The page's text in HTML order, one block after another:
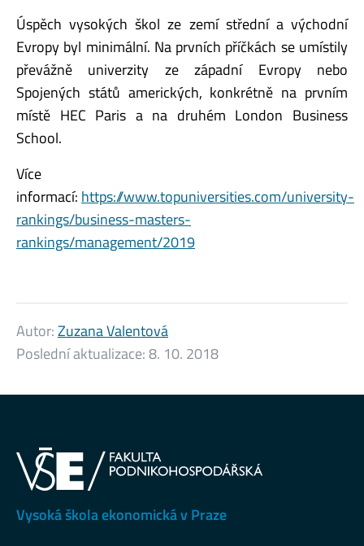
Úspěch vysokých škol ze zemí střední a východní
Evropy byl minimální. Na prvních příčkách se umístily
převážně univerzity ze západní Evropy nebo
Spojených států amerických, konkrétně na prvním
místě HEC Paris a na druhém London Business
School.
Více
informací: https://www.topuniversities.com/university-
rankings/business-masters-
rankings/management/2019
Autor:Zuzana Valentová
Poslední aktualizace:8. 10. 2018
Vysoká škola ekonomická v Praze